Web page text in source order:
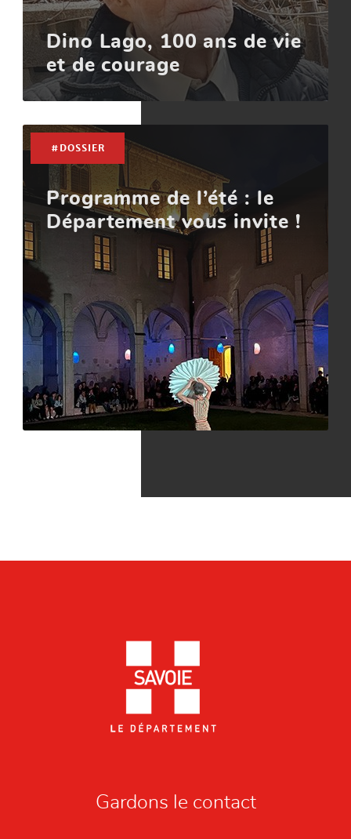
Dino Lago, 100 ans de vie
et de courage
#DOSSIER
Programme de l’été : le
Département vous invite !
Gardons le contact